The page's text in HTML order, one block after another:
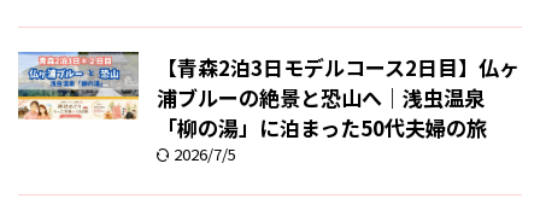
【青森2泊3日モデルコース2日目】仏ヶ
浦ブルーの絶景と恐山へ｜浅虫温泉
「柳の湯」に泊まった50代夫婦の旅
2026/7/5